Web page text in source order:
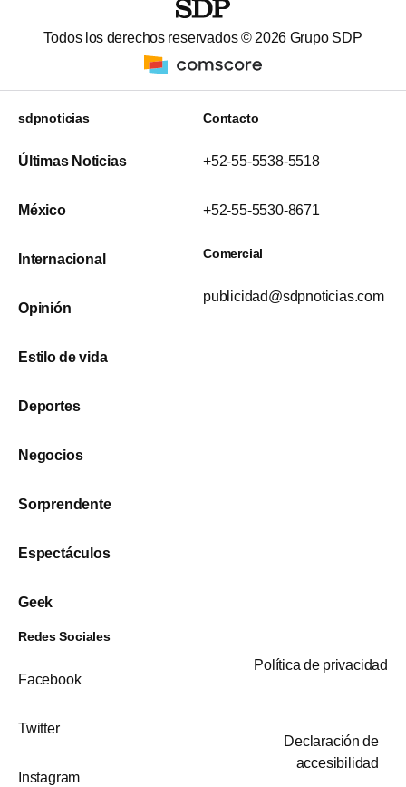
Todos los derechos reservados © 2026 Grupo SDP
sdpnoticias
Últimas Noticias
México
Internacional
Opinión
Estilo de vida
Deportes
Negocios
Sorprendente
Espectáculos
Geek
Contacto
+52-55-5538-5518
+52-55-5530-8671
Comercial
publicidad@sdpnoticias.com
Redes Sociales
Facebook
Twitter
Instagram
Política de privacidad
Declaración de
accesibilidad